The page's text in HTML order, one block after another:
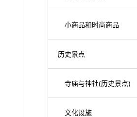
小商品和时尚商品
历史景点
寺庙与神社(历史景点)
文化设施